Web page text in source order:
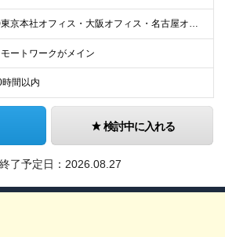
◎東京本社オフィス・大阪オフィス・名古屋オフィス・福岡オフィス ◎首都圏・関西圏・名古屋・福岡のクライアント先 ※希望を考慮いたします。 ※会社都合の転勤はありません（100％エンジニアに選択権があ
モートワークがメイン
時間以内
検討中に入れる
了予定日： 2026.08.27